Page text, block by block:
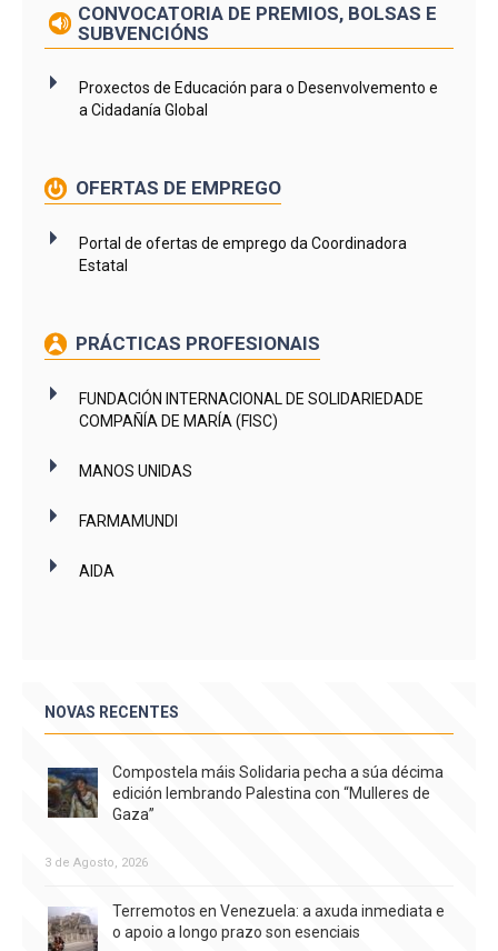
CONVOCATORIA DE PREMIOS, BOLSAS E
SUBVENCIÓNS
Proxectos de Educación para o Desenvolvemento e
a Cidadanía Global
OFERTAS DE EMPREGO
Portal de ofertas de emprego da Coordinadora
Estatal
PRÁCTICAS PROFESIONAIS
FUNDACIÓN INTERNACIONAL DE SOLIDARIEDADE
COMPAÑÍA DE MARÍA (FISC)
MANOS UNIDAS
FARMAMUNDI
AIDA
NOVAS RECENTES
Compostela máis Solidaria pecha a súa décima
edición lembrando Palestina con “Mulleres de
Gaza”
3 de Agosto, 2026
Terremotos en Venezuela: a axuda inmediata e
o apoio a longo prazo son esenciais